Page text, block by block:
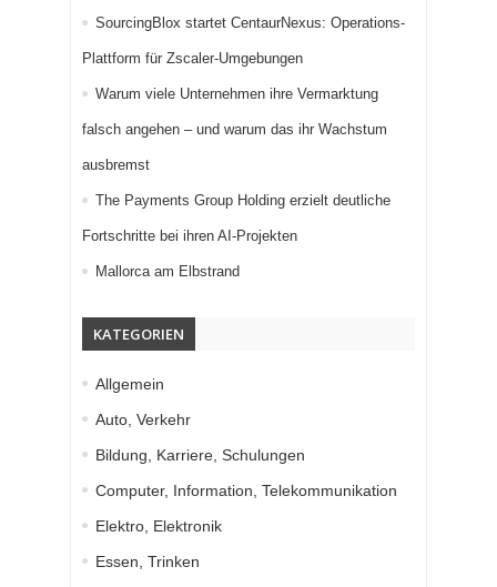
SourcingBlox startet CentaurNexus: Operations-
Plattform für Zscaler-Umgebungen
Warum viele Unternehmen ihre Vermarktung
falsch angehen – und warum das ihr Wachstum
ausbremst
The Payments Group Holding erzielt deutliche
Fortschritte bei ihren AI-Projekten
Mallorca am Elbstrand
KATEGORIEN
Allgemein
Auto, Verkehr
Bildung, Karriere, Schulungen
Computer, Information, Telekommunikation
Elektro, Elektronik
Essen, Trinken